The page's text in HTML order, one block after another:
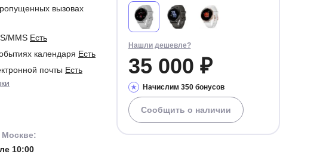
вызовах
MMS Есть
календаря Есть
почты Есть
Москве:
10:00
Нашли дешевле?
35 000 ₽
Начислим 350 бонусов
Сообщить о наличии